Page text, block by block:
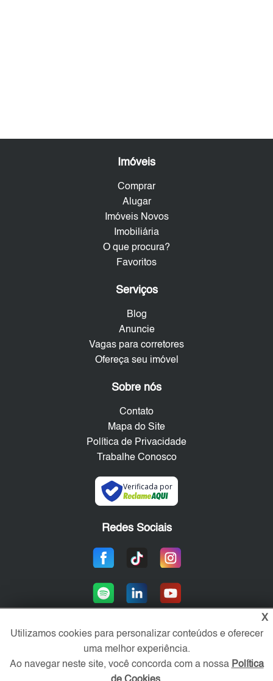
Imóveis
Comprar
Alugar
Imóveis Novos
Imobiliária
O que procura?
Favoritos
Serviços
Blog
Anuncie
Vagas para corretores
Ofereça seu imóvel
Sobre nós
Contato
Mapa do Site
Política de Privacidade
Trabalhe Conosco
Verificada por
Redes Sociais
Área exclusiva aos anunciantes,
acesse sua conta:
X
Utilizamos cookies para personalizar conteúdos e oferecer
uma melhor experiência.
Ao navegar neste site, você concorda com a nossa Política